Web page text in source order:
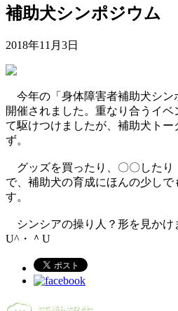
補助犬シンポジウム
2018年11月3日
今年の「身体障害者補助犬シン
開催されました。重なり合うイ
て駆けつけましたが、補助犬ト
ず。
グッズを買ったり、〇〇したり
で、補助犬の育成にほんの少し
す。
シンシアの操り人？形を見かけ
U^・＾U